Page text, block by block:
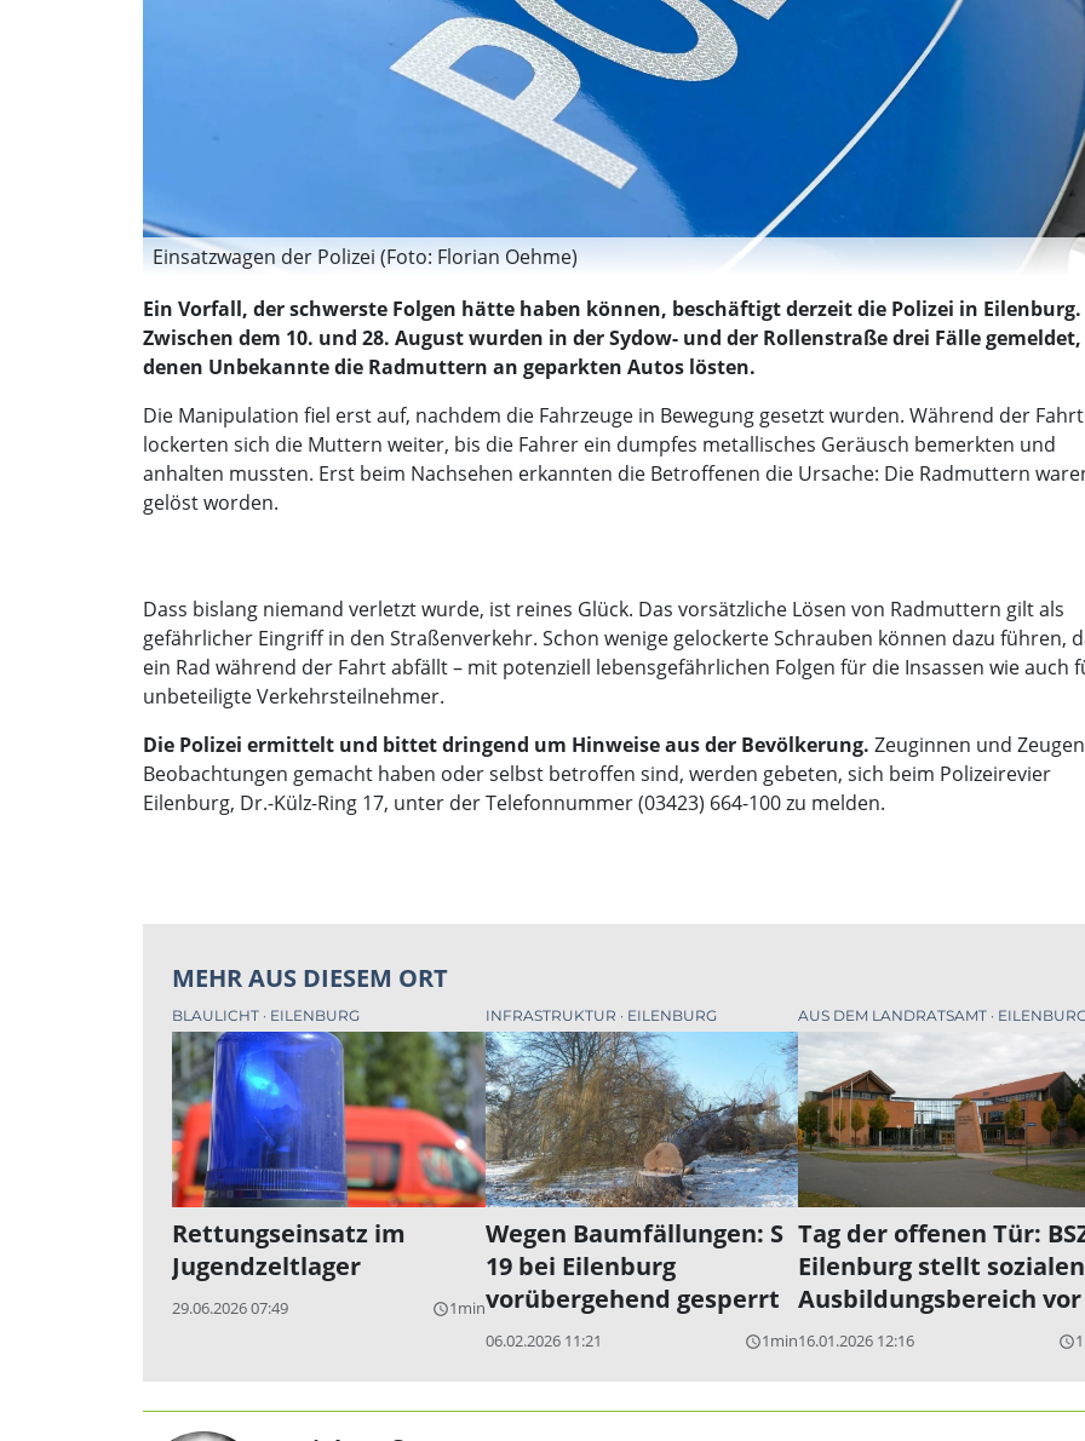
Einsatzwagen der Polizei (Foto: Florian Oehme)
Ein Vorfall, der schwerste Folgen hätte haben können, beschäftigt derzeit die Polizei in Eilenburg.
Zwischen dem 10. und 28. August wurden in der Sydow- und der Rollenstraße drei Fälle
denen Unbekannte die Radmuttern an geparkten Autos lösten.
Die Manipulation fiel erst auf, nachdem die Fahrzeuge in Bewegung gesetzt wurden. Während der Fahrt
lockerten sich die Muttern weiter, bis die Fahrer ein dumpfes metallisches Geräusch bemerkten und
anhalten mussten. Erst beim Nachsehen erkannten die Betroffenen die Ursache: Die Radmuttern
gelöst worden.
Dass bislang niemand verletzt wurde, ist reines Glück. Das vorsätzliche Lösen von Radmuttern gilt als
gefährlicher Eingriff in den Straßenverkehr. Schon wenige gelockerte Schrauben können dazu führen,
ein Rad während der Fahrt abfällt – mit potenziell lebensgefährlichen Folgen für die Insassen wie auch
unbeteiligte Verkehrsteilnehmer.
Die Polizei ermittelt und bittet dringend um Hinweise aus der Bevölkerung. Zeuginnen und
Beobachtungen gemacht haben oder selbst betroffen sind, werden gebeten, sich beim Polizeirevier
Eilenburg, Dr.-Külz-Ring 17, unter der Telefonnummer (03423) 664-100 zu melden.
MEHR AUS DIESEM ORT
BLAULICHT EILENBURG
Rettungseinsatz im
Jugendzeltlager
29.06.2026 07:49 query_builder1min
INFRASTRUKTUR EILENBURG
Wegen Baumfällungen: S
19 bei Eilenburg
vorübergehend gesperrt
06.02.2026 11:21 query_builder1min
AUS DEM LANDRATSAMT
Tag der offenen Tür:
Eilenburg stellt sozialen
Ausbildungsbereich vor
16.01.2026 12:16 query_builder